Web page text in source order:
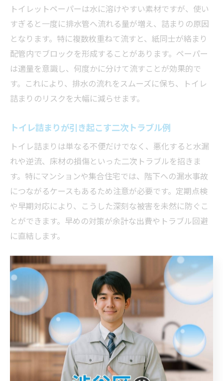
トイレットペーパーは水に溶けやすい素材ですが、使い
すぎると一度に排水管へ流れる量が増え、詰まりの原因
となります。特に複数枚重ねて流すと、紙同士が絡まり
配管内でブロックを形成することがあります。ペーパー
は適量を意識し、何度かに分けて流すことが効果的で
す。これにより、排水の流れをスムーズに保ち、トイレ
詰まりのリスクを大幅に減らせます。
トイレ詰まりが引き起こす二次トラブル例
トイレ詰まりは単なる不便だけでなく、悪化すると水漏
れや逆流、床材の損傷といった二次トラブルを招きま
す。特にマンションや集合住宅では、階下への漏水事故
につながるケースもあるため注意が必要です。定期点検
や早期対応により、こうした深刻な被害を未然に防ぐこ
とができます。早めの対策が余計な出費やトラブル回避
に直結します。
水のトラブルを事前に防ぐための習慣づくり
日常生活の中で、トイレ詰まりを未然に防ぐための習慣
づくりが重要です。具体的には、異物を流さないルール
の徹底、トイレットペーパーの適量使用、定期的な排水
口の点検などが挙げられます。家族全員で意識を共有
し、トイレの使い方を見直すことで、トラブル発生率を
大きく下げることができます。予防意識が快適な住環境
を守ります。